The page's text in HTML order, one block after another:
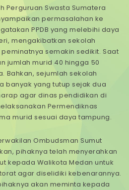
Perguruan Swasta Sumatera
permasalahan ke
PPDB yang melebihi daya
mengakibatkan sekolah
semakin sedikit. Saat
jumlah murid 40 hingga 50
Bahkan, sejumlah sekolah
banyak yang tutup sejak dua
agar dinas pendidikan di
Permendiknas
murid sesuai daya tampung.
Ombudsman Sumut
pihaknya telah menyerahkan
kepada Walikota Medan untuk
agar diselidiki kebenarannya.
akan meminta kepada